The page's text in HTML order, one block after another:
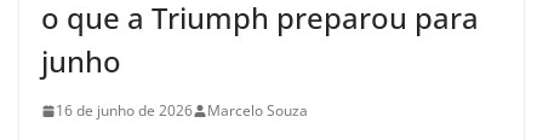
o que a Triumph preparou para
junho
16 de junho de 2026 Marcelo Souza